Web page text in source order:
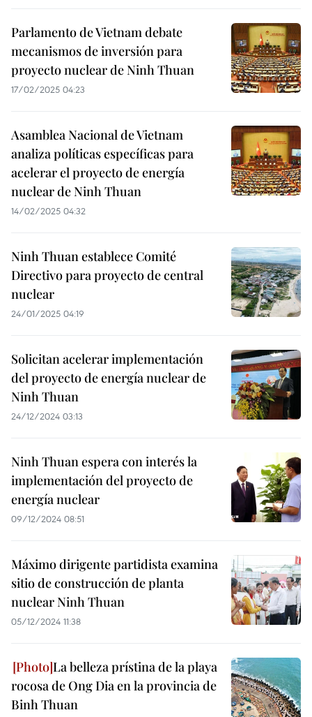
Parlamento de Vietnam debate
mecanismos de inversión para
proyecto nuclear de Ninh Thuan
17/02/2025 04:23
Asamblea Nacional de Vietnam
analiza políticas específicas para
acelerar el proyecto de energía
nuclear de Ninh Thuan
14/02/2025 04:32
Ninh Thuan establece Comité
Directivo para proyecto de central
nuclear
24/01/2025 04:19
Solicitan acelerar implementación
del proyecto de energía nuclear de
Ninh Thuan
24/12/2024 03:13
Ninh Thuan espera con interés la
implementación del proyecto de
energía nuclear
09/12/2024 08:51
Máximo dirigente partidista examina
sitio de construcción de planta
nuclear Ninh Thuan
05/12/2024 11:38
La belleza prístina de la playa
rocosa de Ong Dia en la provincia de
Binh Thuan